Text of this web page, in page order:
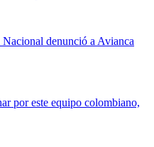
denunció a Avianca
por este equipo colombiano,